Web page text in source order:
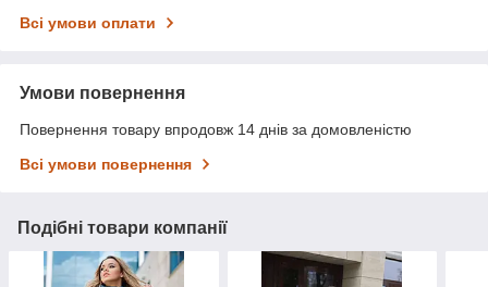
Всі умови оплати
Умови повернення
Повернення товару впродовж 14 днів за домовленістю
Всі умови повернення
Подібні товари компанії